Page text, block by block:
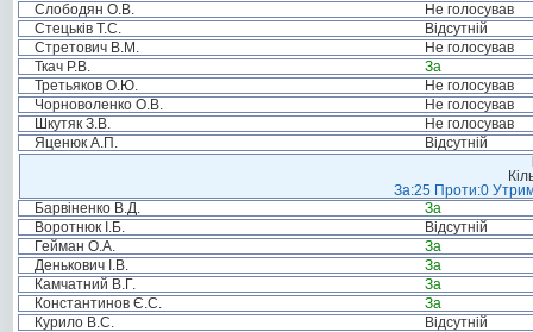
Слободян О.В.
Не голосував
Стецьків Т.С.
Відсутній
Стретович В.М.
Не голосував
Ткач Р.В.
За
Третьяков О.Ю.
Не голосував
Чорноволенко О.В.
Не голосував
Шкутяк З.В.
Не голосував
Яценюк А.П.
Відсутній
За:25 Проти:0
Барвіненко В.Д.
За
Воротнюк І.Б.
Відсутній
Гейман О.А.
За
Денькович І.В.
За
Камчатний В.Г.
За
Константинов Є.С.
За
Курило В.С.
Відсутній